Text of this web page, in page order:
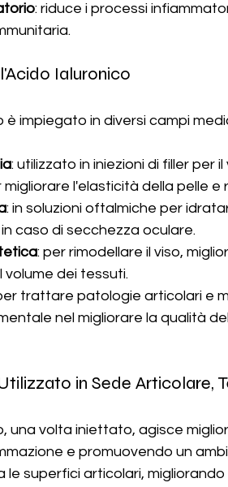
: riduce i processi
Ialuronico
è impiegato in diversi campi
: utilizzato in iniezioni di filler per
l'elasticità della pelle e
: in soluzioni oftalmiche per
caso di secchezza oculare.
: per rimodellare il viso,
volume dei tessuti.
trattare patologie articolari e
nel migliorare la qualità
in Sede Articolare,
una volta iniettato, agisce
e promuovendo un
le superfici articolari,